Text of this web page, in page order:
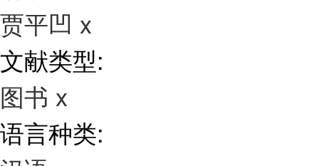
贾平凹 x
文献类型:
图书 x
语言种类: